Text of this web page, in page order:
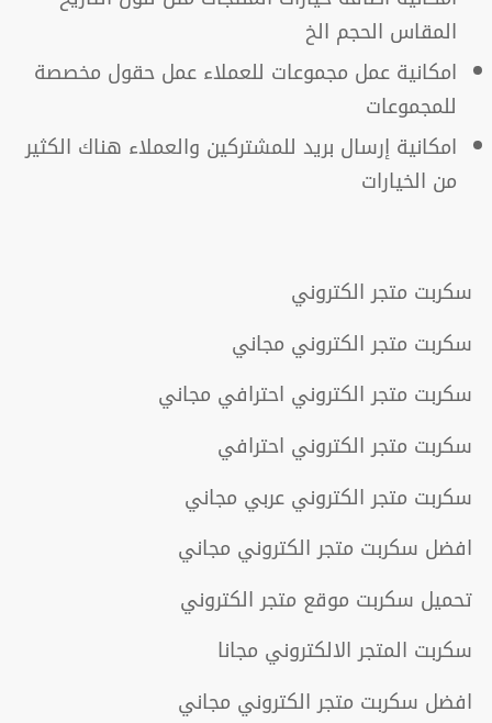
المقاس الحجم الخ
امكانية عمل مجموعات للعملاء عمل حقول مخصصة
للمجموعات
امكانية إرسال بريد للمشتركين والعملاء هناك الكثير
من الخيارات
سكربت متجر الكتروني
سكربت متجر الكتروني مجاني
سكربت متجر الكتروني احترافي مجاني
سكربت متجر الكتروني احترافي
سكربت متجر الكتروني عربي مجاني
افضل سكربت متجر الكتروني مجاني
تحميل سكربت موقع متجر الكتروني
سكربت المتجر الالكتروني مجانا
افضل سكربت متجر الكتروني مجاني